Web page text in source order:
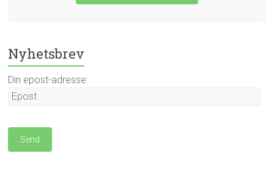
Nyhetsbrev
Din epost-adresse: